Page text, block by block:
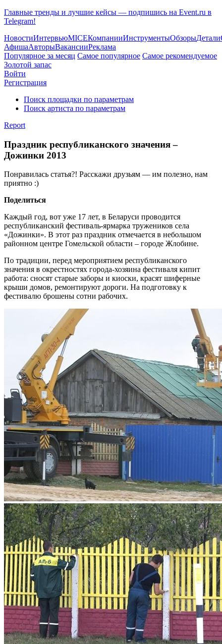
Главные тренды и лучшие кейсы — подпишись на Event.ru в
Telegram!
НовостиИнтервьюMICEКомпанииИнструментыОбзорыДетали
АфишаАвторыВакансииРеклама
Популярное за месяц Самое популярное Самое рекомендуемое
Золотой запас
Войти
Регистрация
Поиск площадки по параметрам
Поиск артиста по параметрам
Report
Праздник республиканского значения –
Дожинки 2013
Понравилась статья?! Расскажи друзьям — им полезно, нам
приятно :)
Поделиться
Каждый год, вот уже 17 лет, в Беларуси проводится
республиканский фестиваль-ярмарка тружеников села
«Дожинки». В этот раз праздник отмечается в небольшом
районном центре Гомельской области – городе Жлобине.
По традиции, перед мероприятием республиканского
значения в окрестностях города-хозяина фестиваля кипит
работа: сносят старые заборы и киоски, красят шиферные
крыши домов, ремонтируют дороги. На подготовку к
фестивалю брошены сотни рабочих.